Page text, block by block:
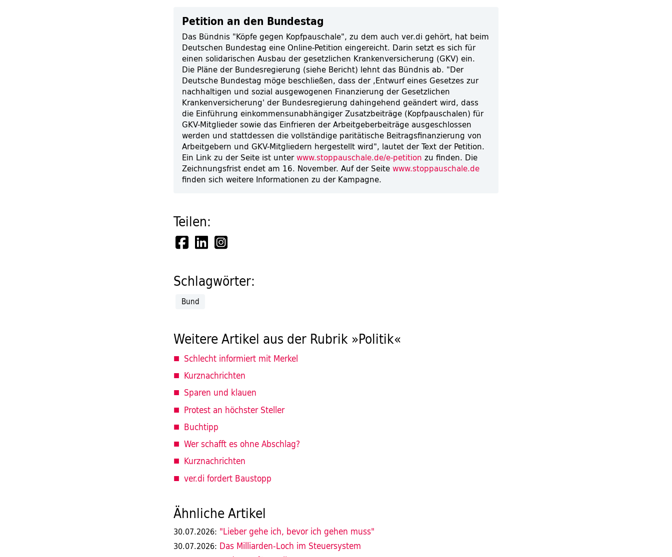
Petition an den Bundestag
Das Bündnis "Köpfe gegen Kopfpauschale", zu dem auch ver.di gehört, hat beim
Deutschen Bundestag eine Online-Petition eingereicht. Darin setzt es sich für
einen solidarischen Ausbau der gesetzlichen Krankenversicherung (GKV) ein.
Die Pläne der Bundesregierung (siehe Bericht) lehnt das Bündnis ab. "Der
Deutsche Bundestag möge beschließen, dass der ,Entwurf eines Gesetzes zur
nachhaltigen und sozial ausgewogenen Finanzierung der Gesetzlichen
Krankenversicherung' der Bundesregierung dahingehend geändert wird, dass
die Einführung einkommensunabhängiger Zusatzbeiträge (Kopfpauschalen) für
GKV-Mitglieder sowie das Einfrieren der Arbeitgeberbeiträge ausgeschlossen
werden und stattdessen die vollständige paritätische Beitragsfinanzierung von
Arbeitgebern und GKV-Mitgliedern hergestellt wird", lautet der Text der Petition.
Ein Link zu der Seite ist unterwww.stoppauschale.de/e-petition zu finden. Die
Zeichnungsfrist endet am 16. November. Auf der Seitewww.stoppauschale.de
finden sich weitere Informationen zu der Kampagne.
Teilen:
Schlagwörter:
Bund
Weitere Artikel aus der Rubrik »Politik«
Schlecht informiert mit Merkel
Kurznachrichten
Sparen und klauen
Protest an höchster Steller
Buchtipp
Wer schafft es ohne Abschlag?
Kurznachrichten
ver.di fordert Baustopp
Ähnliche Artikel
30.07.2026: "Lieber gehe ich, bevor ich gehen muss"
30.07.2026: Das Milliarden-Loch im Steuersystem